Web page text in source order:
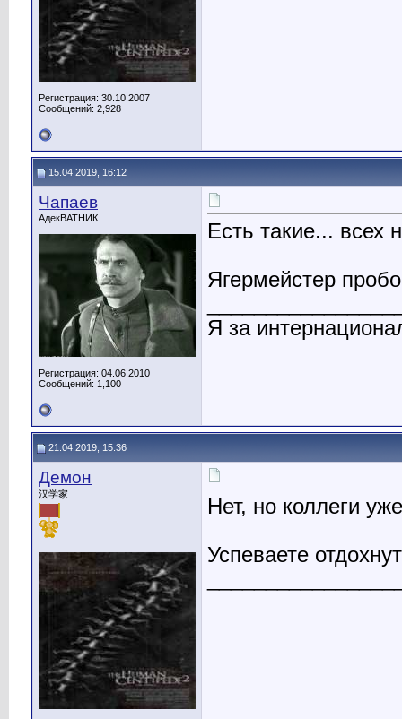
Регистрация: 30.10.2007
Сообщений: 2,928
15.04.2019, 16:12
Чапаев
АдекВАТНИК
Регистрация: 04.06.2010
Сообщений: 1,100
Есть такие... всех
Ягермейстер
Я за
21.04.2019, 15:36
Демон
汉学家
Нет, но коллеги
Успеваете